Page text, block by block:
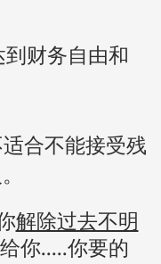
财务自由和
合不能接受残
解除过去不明
你.....你要的